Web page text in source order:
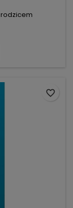
favorite_border